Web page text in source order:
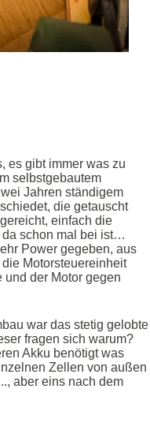
es gibt immer was zu
selbstgebautem
Jahren ständigem
die getauscht
einfach die
schon mal bei ist…
Power gegeben, aus
Motorsteuereinheit
und der Motor gegen
war das stetig gelobte
fragen sich warum?
Akku benötigt was
Zellen von außen
aber eins nach dem